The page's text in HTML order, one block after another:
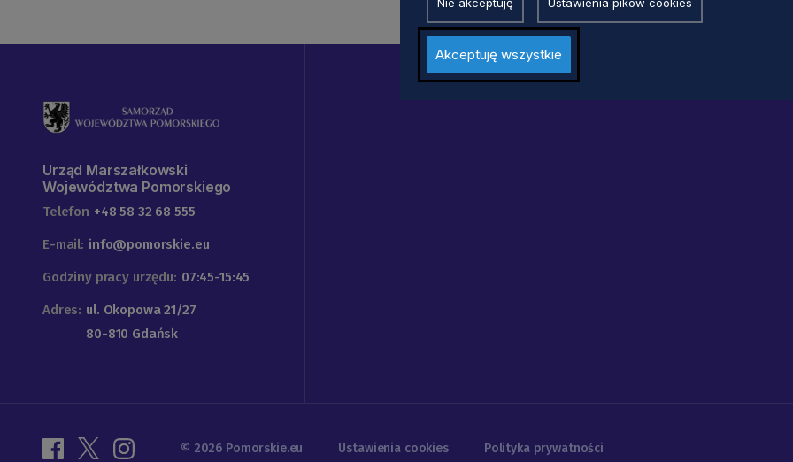
Urząd Marszałkowski
Województwa Pomorskiego
Telefon +48 58 32 68 555
E-mail: info@pomorskie.eu
Godziny pracy urzędu: 07:45-15:45
Adres: ul. Okopowa 21/27
80-810 Gdańsk
© 2026 Pomorskie.eu Ustawienia cookies Polityka prywatności
Akceptuję wszystkie